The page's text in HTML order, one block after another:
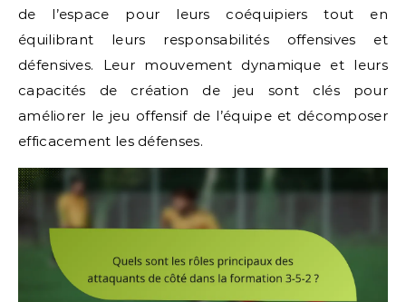
de l’espace pour leurs coéquipiers tout en
équilibrant leurs responsabilités offensives et
défensives. Leur mouvement dynamique et leurs
capacités de création de jeu sont clés pour
améliorer le jeu offensif de l’équipe et décomposer
efficacement les défenses.